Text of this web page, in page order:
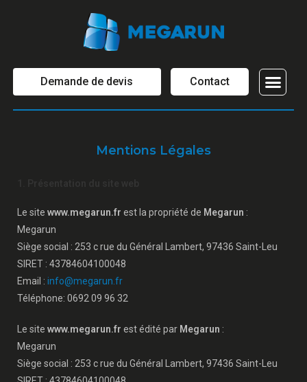
Demande de devis Contact
Mentions Légales
Le site www.megarun.fr est la propriété de Megarun :
Megarun
Siège social : 253 c rue du Général Lambert, 97436 Saint-Leu
SIRET : 43784604100048
Email : info@megarun.fr
Téléphone: 0692 09 96 32
Le site www.megarun.fr est édité par Megarun :
Megarun
Siège social : 253 c rue du Général Lambert, 97436 Saint-Leu